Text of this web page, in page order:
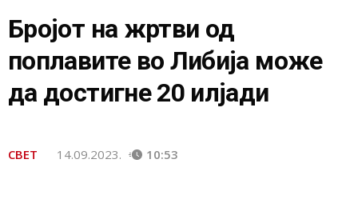
Бројот на жртви од
поплавите во Либија може
да достигне 20 илјади
СВЕТ 14.09.2023. 10:53